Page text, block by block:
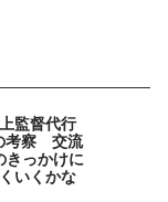
監督代行
考察 交流
っかけに
いくかな